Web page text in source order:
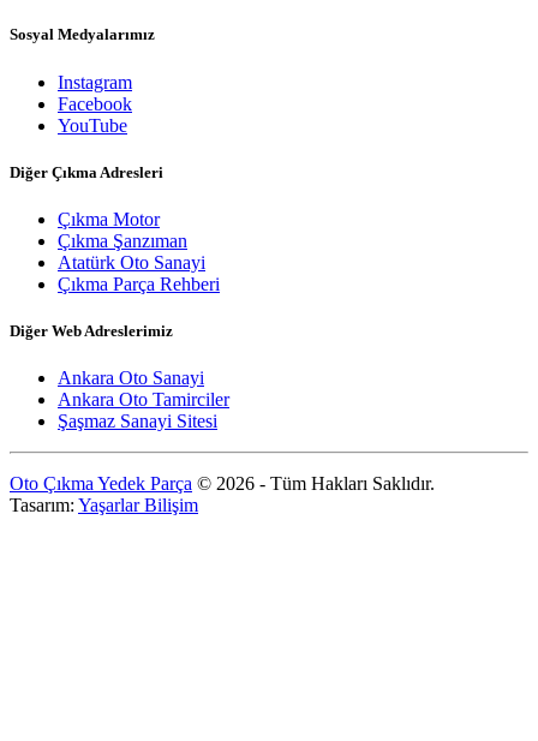
Sosyal Medyalarımız
Instagram
Facebook
YouTube
Diğer Çıkma Adresleri
Çıkma Motor
Çıkma Şanzıman
Atatürk Oto Sanayi
Çıkma Parça Rehberi
Diğer Web Adreslerimiz
Ankara Oto Sanayi
Ankara Oto Tamirciler
Şaşmaz Sanayi Sitesi
Oto Çıkma Yedek Parça © 2026 - Tüm Hakları Saklıdır.
Tasarım: Yaşarlar Bilişim